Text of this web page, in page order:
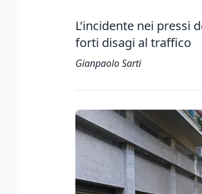
L’incidente nei pressi
forti disagi al traffico
Gianpaolo Sarti